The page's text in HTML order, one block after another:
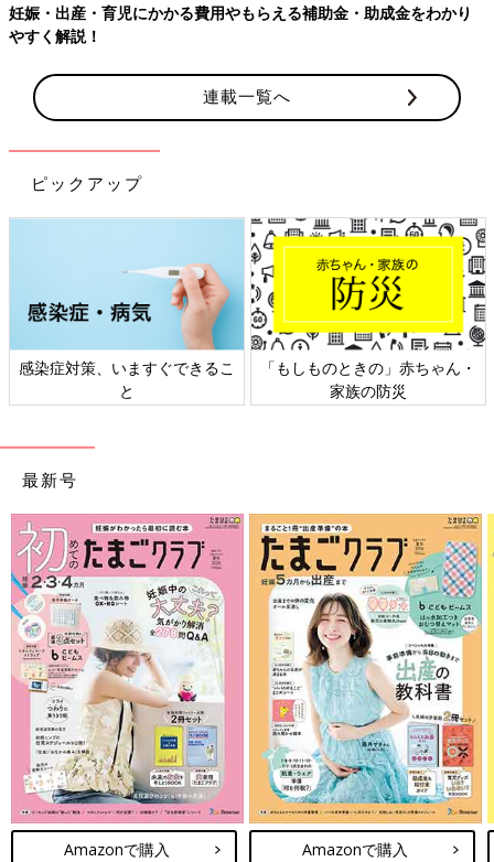
妊娠・出産・育児にかかる費用やもらえる補助金・助成金をわかり
やすく解説！
連載一覧へ
ピックアップ
感染症対策、いますぐできるこ
と
「もしものときの」赤ちゃん・
家族の防災
最新号
Amazonで購入 Amazonで購入